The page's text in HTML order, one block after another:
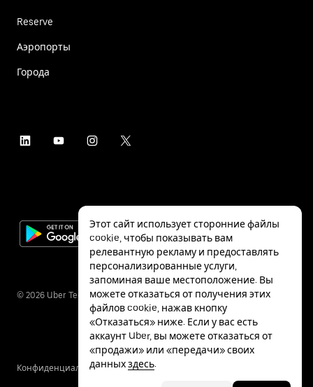
Reserve
Аэропорты
Города
© 2026 Uber Technologies Inc.
КонфиденциальностьСпециальные
Этот сайт использует сторонние файлы
cookie, чтобы показывать вам
релевантную рекламу и предоставлять
персонализированные услуги,
запоминая ваше местоположение. Вы
можете отказаться от получения этих
файлов cookie, нажав кнопку
«Отказаться» ниже. Если у вас есть
аккаунт Uber, вы можете отказаться от
«продажи» или «передачи» своих
данныхздесь.